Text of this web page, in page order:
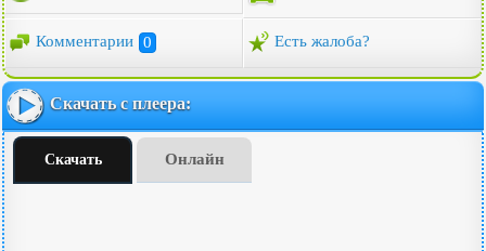
Комментарии 0 Есть жалоба?
Скачать с плеера:
Скачать Онлайн